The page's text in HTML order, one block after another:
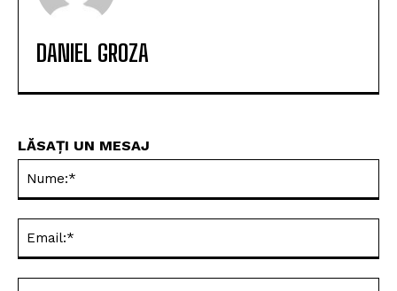
DANIEL GROZA
LĂSAȚI UN MESAJ